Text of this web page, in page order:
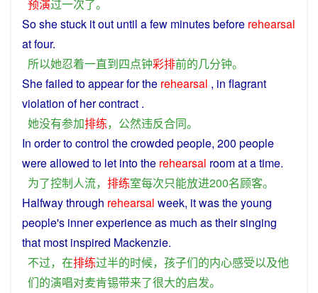
预演过一次了。
Soshestuck it out until afew minutesbefore rehearsal
atfour.
所以她忍着一直到四点钟彩排前的几分钟。
Shefailed to appear for the rehearsal , in flagrant
violation of hercontract .
她没有参加排练， 公然违反合同。
In ordertocontrol the crowded people, 200 people
wereallowed to let intothe rehearsal roomatatime.
为了控制人流， 排练室每次只能放进200名顾客。
Halfwaythrough rehearsal week, itwastheyoung
people's innerexperienceas much astheirsinging
that most inspired Mackenzie.
不过， 在排练过半的时候， 孩子们的内心感受以及他
们的演唱对麦肯锡带来了很大的启发。